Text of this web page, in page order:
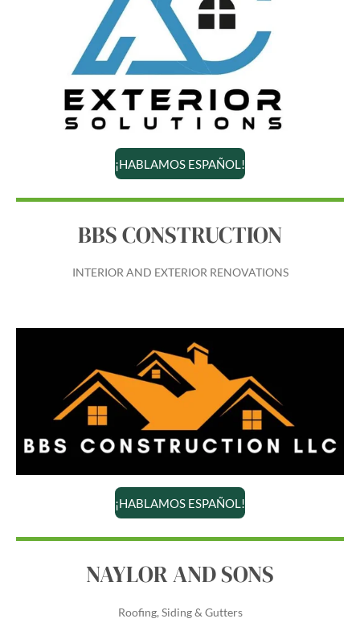
¡HABLAMOS ESPAÑOL!
BBS CONSTRUCTION
INTERIOR AND EXTERIOR RENOVATIONS
¡HABLAMOS ESPAÑOL!
NAYLOR AND SONS
Roofing, Siding & Gutters